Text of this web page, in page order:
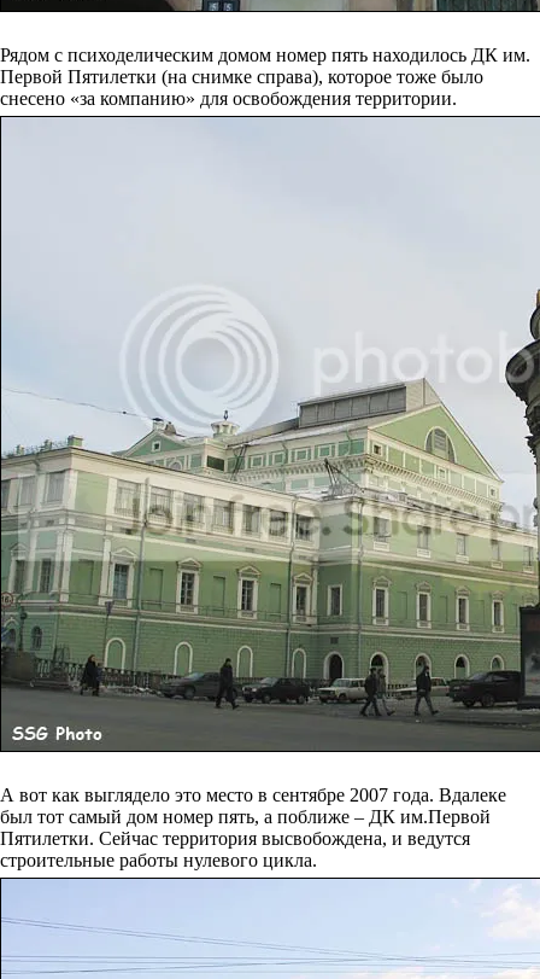
Рядом с психоделическим домом номер пять находилось ДК им.
Первой Пятилетки (на снимке справа), которое тоже было
снесено «за компанию» для освобождения территории.
А вот как выглядело это место в сентябре 2007 года. Вдалеке
был тот самый дом номер пять, а поближе – ДК им.Первой
Пятилетки. Сейчас территория высвобождена, и ведутся
строительные работы нулевого цикла.